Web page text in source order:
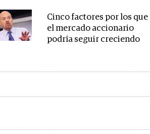
Cinco factores por los que
el mercado accionario
podría seguir creciendo